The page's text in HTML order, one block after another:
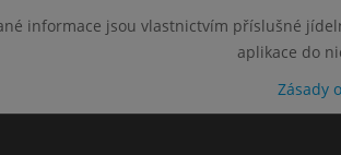
informace jsou vlastnictvím příslušné
aplikace do
Zásady